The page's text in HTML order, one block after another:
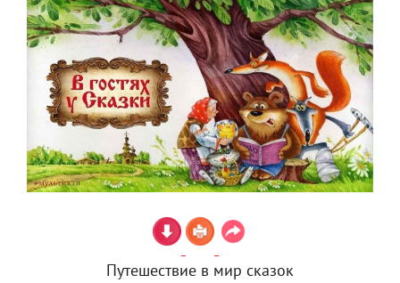
Путешествие в мир сказок